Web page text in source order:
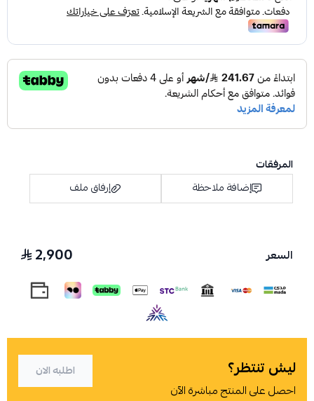
المرفقات
إضافة ملاحظة
إرفاق ملف
السعر 2,900
ليش تنتظر؟
احصل على المنتج مباشرة الآن
اطلبه الان